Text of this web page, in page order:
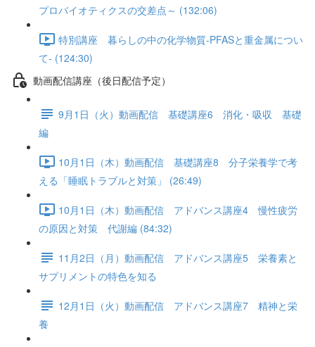
プロバイオティクスの交差点～ (132:06)
特別講座 暮らしの中の化学物質-PFASと重金属につい
て- (124:30)
動画配信講座（後日配信予定）
9月1日（火）動画配信 基礎講座6 消化・吸収 基礎
編
10月1日（木）動画配信 基礎講座8 分子栄養学で考
える「睡眠トラブルと対策」 (26:49)
10月1日（木）動画配信 アドバンス講座4 慢性疲労
の原因と対策 代謝編 (84:32)
11月2日（月）動画配信 アドバンス講座5 栄養素と
サプリメントの特色を知る
12月1日（火）動画配信 アドバンス講座7 精神と栄
養